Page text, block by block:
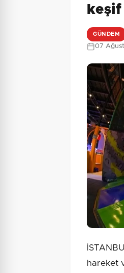
GÜNDEM
07
hareket